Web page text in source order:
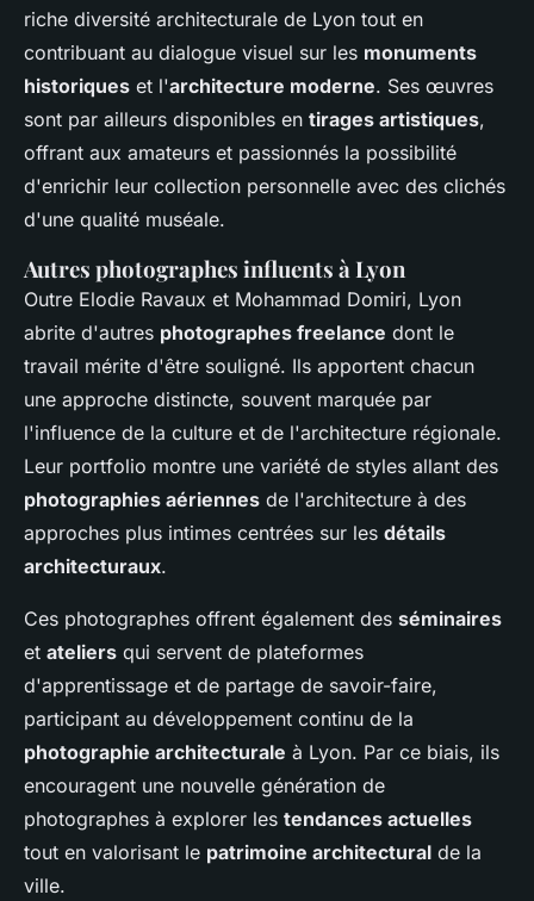
riche diversité architecturale de Lyon tout en
contribuant au dialogue visuel sur les monuments
historiques et l'architecture moderne. Ses œuvres
sont par ailleurs disponibles en tirages artistiques,
offrant aux amateurs et passionnés la possibilité
d'enrichir leur collection personnelle avec des clichés
d'une qualité muséale.
Autres photographes influents à Lyon
Outre Elodie Ravaux et Mohammad Domiri, Lyon
abrite d'autres photographes freelance dont le
travail mérite d'être souligné. Ils apportent chacun
une approche distincte, souvent marquée par
l'influence de la culture et de l'architecture régionale.
Leur portfolio montre une variété de styles allant des
photographies aériennes de l'architecture à des
approches plus intimes centrées sur les détails
architecturaux.
Ces photographes offrent également des séminaires
et ateliers qui servent de plateformes
d'apprentissage et de partage de savoir-faire,
participant au développement continu de la
photographie architecturale à Lyon. Par ce biais, ils
encouragent une nouvelle génération de
photographes à explorer les tendances actuelles
tout en valorisant le patrimoine architectural de la
ville.